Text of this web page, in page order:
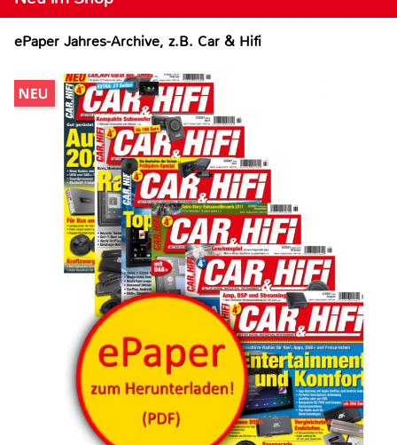
ePaper Jahres-Archive, z.B. Car & Hifi